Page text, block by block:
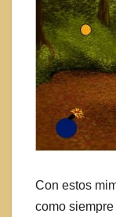
Con estos
como